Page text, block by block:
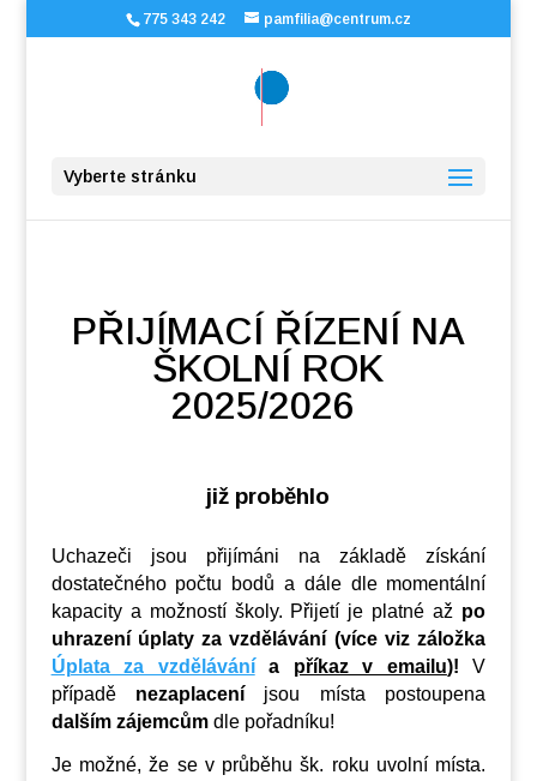
775 343 242 pamfilia@centrum.cz
Vyberte stránku
PŘIJÍMACÍ ŘÍZENÍ NA
ŠKOLNÍ ROK
2025/2026
již proběhlo
Uchazeči jsou přijímáni na základě získání
dostatečného počtu bodů a dále dle momentální
kapacity a možností školy. Přijetí je platné až po
uhrazení úplaty za vzdělávání (více viz záložka
Úplata za vzdělávánía příkaz v emailu)! V
případě nezaplacení jsou místa postoupena
dalším zájemcůmdle pořadníku!
Je možné, že se v průběhu šk. roku uvolní místa.